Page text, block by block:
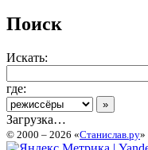
Поиск
Искать:
где:
Загрузка…
© 2000 – 2026 «Станислав.ру»